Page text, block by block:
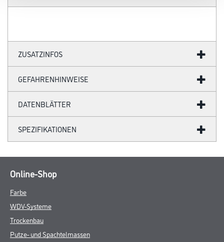
ZUSATZINFOS
GEFAHRENHINWEISE
DATENBLÄTTER
SPEZIFIKATIONEN
Online-Shop
Farbe
WDV-Systeme
Trockenbau
Putze- und Spachtelmassen